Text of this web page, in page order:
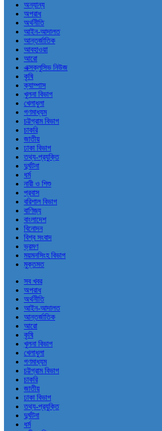
অন্যান্য
অপরাধ
অর্থনীতি
আইন-আদালত
আন্তর্জাতিক
আবহাওয়া
আরো
এক্সক্লুসিভ নিউজ
কৃষি
ক্যাম্পাস
খুলনা বিভাগ
খেলাধুলা
গণমাধ্যম
চট্টগ্রাম বিভাগ
চাকরি
জাতীয়
ঢাকা বিভাগ
তথ্য-প্রযুক্তি
দুর্ঘটনা
ধর্ম
নারী ও শিশু
প্রবাস
বরিশাল বিভাগ
বাণিজ্য
বাংলাদেশ
বিনোদন
বিশ্ব সংবাদ
ভ্রমণ
ময়মনসিংহ বিভাগ
মুক্তমত
সব খবর
অপরাধ
অর্থনীতি
আইন-আদালত
আন্তর্জাতিক
আরো
কৃষি
খুলনা বিভাগ
খেলাধুলা
গণমাধ্যম
চট্টগ্রাম বিভাগ
চাকরি
জাতীয়
ঢাকা বিভাগ
তথ্য-প্রযুক্তি
দুর্ঘটনা
ধর্ম